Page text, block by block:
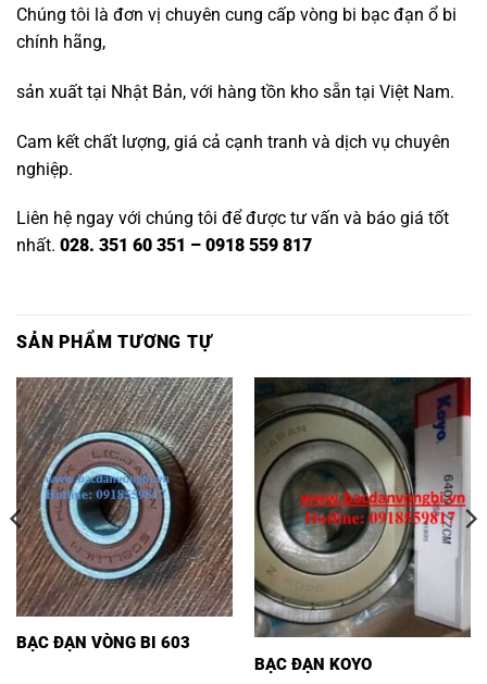
Chúng tôi là đơn vị chuyên cung cấp vòng bi bạc đạn ổ bi
chính hãng,
sản xuất tại Nhật Bản, với hàng tồn kho sẵn tại Việt Nam.
Cam kết chất lượng, giá cả cạnh tranh và dịch vụ chuyên
nghiệp.
Liên hệ ngay với chúng tôi để được tư vấn và báo giá tốt
nhất. 028. 351 60 351 – 0918 559 817
SẢN PHẨM TƯƠNG TỰ
BẠC ĐẠN VÒNG BI 603
BẠC ĐẠN KOYO